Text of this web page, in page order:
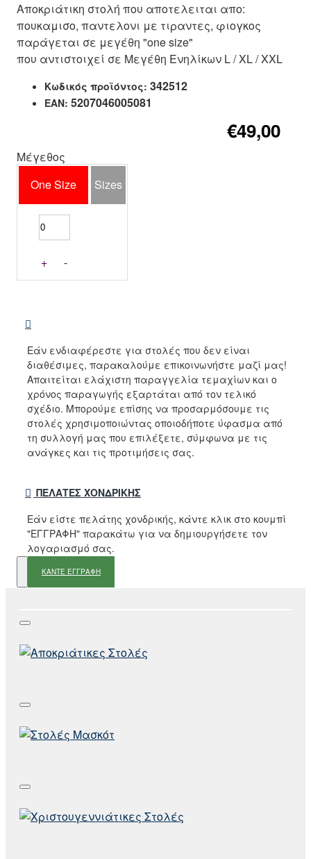
Αποκριάτικη στολή που αποτελειται απο:
πουκαμισο, παντελονι με τιραντες, φιογκος
παράγεται σε μεγέθη "one size"
που αντιστοιχεί σε Μεγέθη Ενηλίκων L / XL / XXL
Κωδικός προϊόντος: 342512
EAN: 5207046005081
€49,00
Μέγεθος
One Size
Sizes
+ -
Εάν ενδιαφέρεστε για στολές που δεν είναι
διαθέσιμες, παρακαλούμε επικοινωνήστε μαζί μας!
Απαιτείται ελάχιστη παραγγελία τεμαχίων και ο
χρόνος παραγωγής εξαρτάται από τον τελικό
σχέδιο. Μπορούμε επίσης να προσαρμόσουμε τις
στολές χρησιμοποιώντας οποιοδήποτε ύφασμα από
τη συλλογή μας που επιλέξετε, σύμφωνα με τις
ανάγκες και τις προτιμήσεις σας.
ΠΕΛΆΤΕΣ ΧΟΝΔΡΙΚΉΣ
Εάν είστε πελάτης χονδρικής, κάντε κλικ στο κουμπί
"ΕΓΓΡΑΦΗ" παρακάτω για να δημιουργήσετε τον
λογαριασμό σας.
ΚΑΝΤΕ ΕΓΓΡΑΦΗ